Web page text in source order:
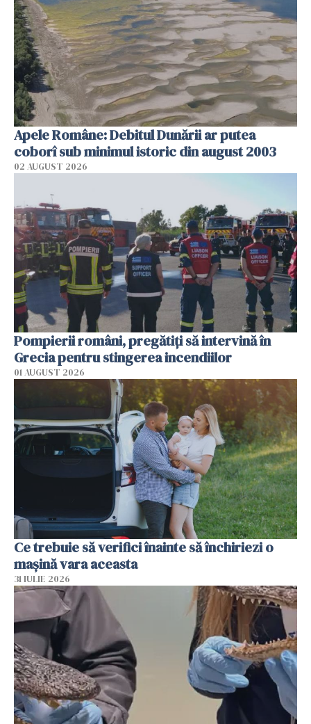
Apele Române: Debitul Dunării ar putea
coborî sub minimul istoric din august 2003
02 AUGUST 2026
Pompierii români, pregătiţi să intervină în
Grecia pentru stingerea incendiilor
01 AUGUST 2026
Ce trebuie să verifici înainte să închiriezi o
mașină vara aceasta
31 IULIE 2026